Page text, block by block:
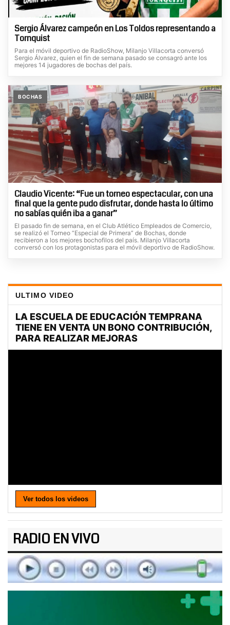
Sergio Álvarez campeón en Los Toldos representando a
Tornquist
Para el móvil deportivo de RadioShow, Milanjo Villacorta conversó
Sergio Álvarez, quien el fin de semana pasado se consagró ante los
mejores 14 jugadores de bochas del país.
BOCHAS
Claudio Vicente: “Fue un torneo espectacular, con una
final que la gente pudo disfrutar, donde hasta lo último
no sabías quién iba a ganar”
El pasado fin de semana, en el Club Atlético Empleados de Comercio,
se realizó el Torneo “Especial de Primera” de Bochas, donde
recibieron a los mejores bochofilos del país. Milanjo Villacorta
conversó con los protagonistas para el móvil deportivo de RadioShow.
ULTIMO VIDEO
Ver todos los videos
RADIO EN VIVO